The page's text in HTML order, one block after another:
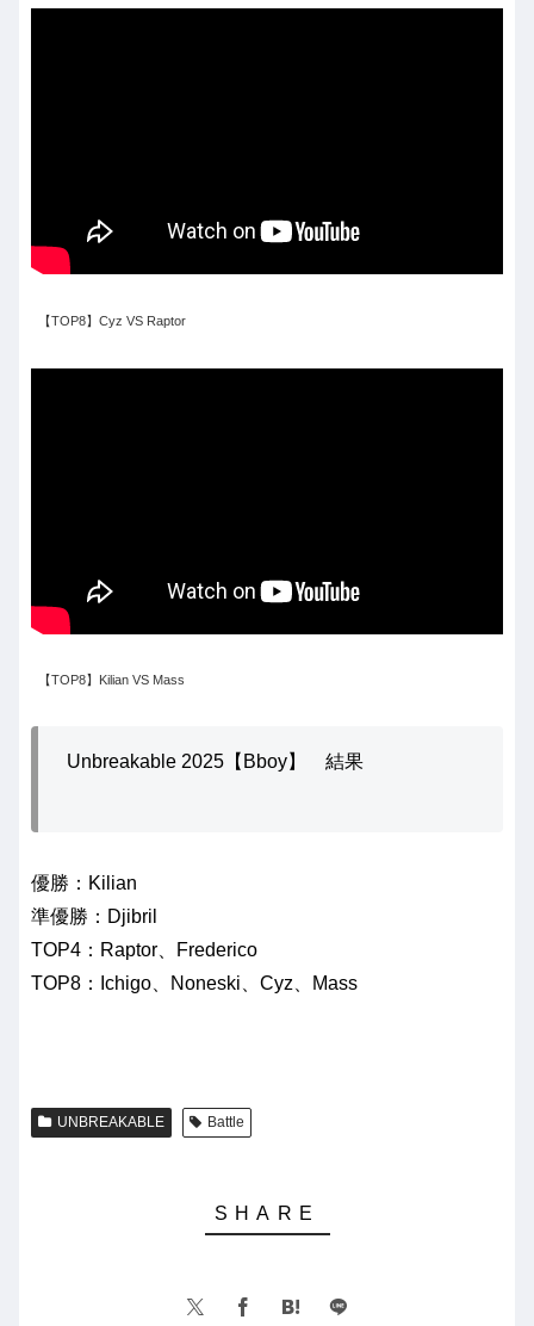
【TOP8】Cyz VS Raptor
【TOP8】Kilian VS Mass
Unbreakable 2025【Bboy】 結果
優勝：Kilian
準優勝：Djibril
TOP4：Raptor、Frederico
TOP8：Ichigo、Noneski、Cyz、Mass
UNBREAKABLE Battle